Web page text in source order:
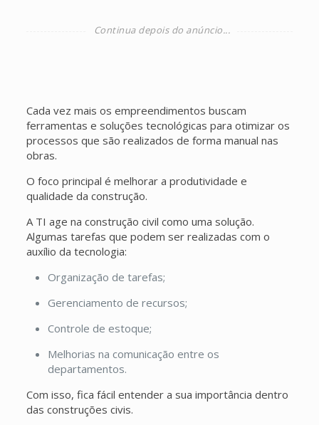
Cada vez mais os empreendimentos buscam
ferramentas e soluções tecnológicas para otimizar os
processos que são realizados de forma manual nas
obras.
O foco principal é melhorar a produtividade e
qualidade da construção.
A TI age na construção civil como uma solução.
Algumas tarefas que podem ser realizadas com o
auxílio da tecnologia:
Organização de tarefas;
Gerenciamento de recursos;
Controle de estoque;
Melhorias na comunicação entre os
departamentos.
Com isso, fica fácil entender a sua importância dentro
das construções civis.